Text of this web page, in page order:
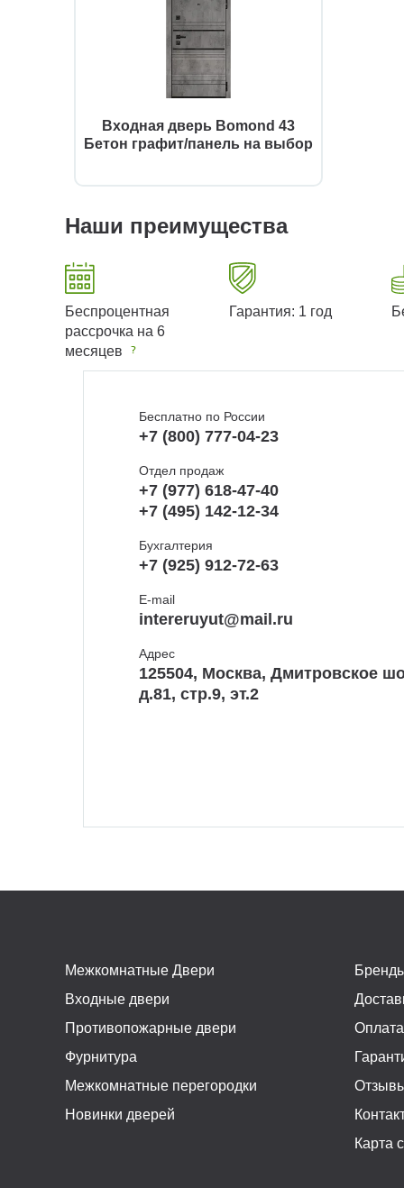
Входная дверь Bomond 43
Бетон графит/панель на выбор
Наши преимущества
Беспроцентная
рассрочка на 6
месяцев
Гарантия: 1 год
Бесплатно по России
+7 (800) 777-04-23
Отдел продаж
+7 (977) 618-47-40
+7 (495) 142-12-34
Бухгалтерия
+7 (925) 912-72-63
E-mail
intereruyut@mail.ru
Адрес
125504, Москва, Дмитровское
д.81, стр.9, эт.2
Межкомнатные Двери
Входные двери
Противопожарные двери
Фурнитура
Межкомнатные перегородки
Новинки дверей
Оплата
Карта